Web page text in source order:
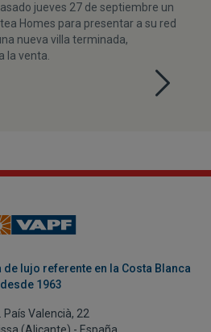
jueves 27 de septiembre un
Homes para presentar a su red
nueva villa terminada,
la venta.
lujo referente en la Costa Blanca
desde 1963
País Valencià, 22